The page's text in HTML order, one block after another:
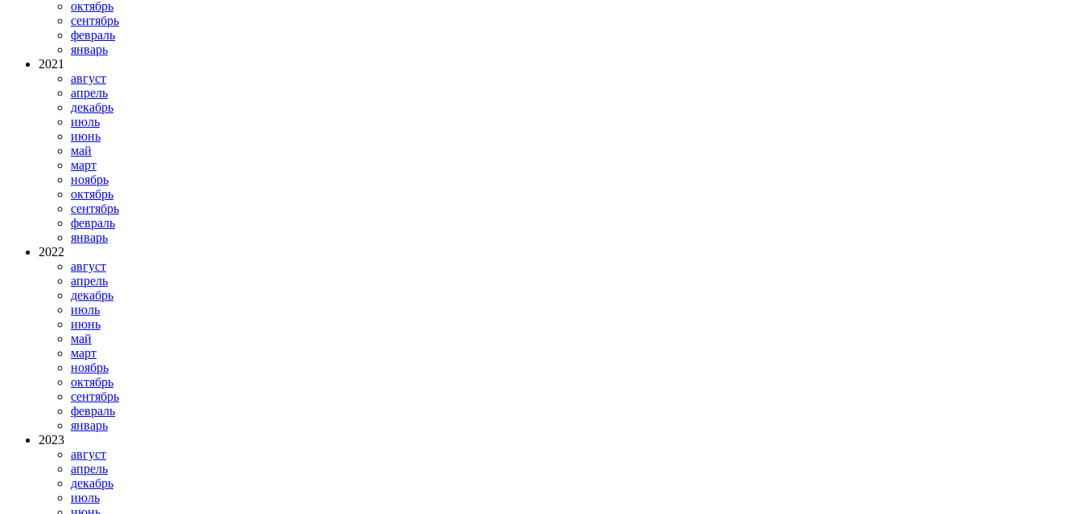
октябрь
сентябрь
февраль
январь
2021
август
апрель
декабрь
июль
июнь
май
март
ноябрь
октябрь
сентябрь
февраль
январь
2022
август
апрель
декабрь
июль
июнь
май
март
ноябрь
октябрь
сентябрь
февраль
январь
2023
август
апрель
декабрь
июль